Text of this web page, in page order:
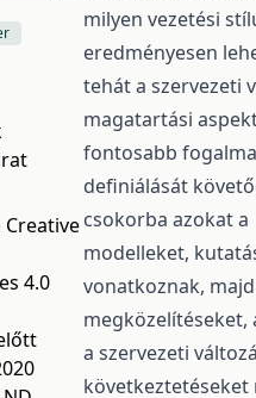
Creative
4.0
milyen vezetési
eredményesen
tehát a szervezeti
magatartási
fontosabb
definiálását
csokorba azokat a
modelleket,
vonatkoznak,
megközelítéseket,
a szervezeti